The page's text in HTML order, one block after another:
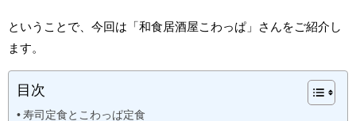
ということで、今回は「和食居酒屋こわっぱ」さんをご紹介し
ます。
目次
寿司定食とこわっぱ定食